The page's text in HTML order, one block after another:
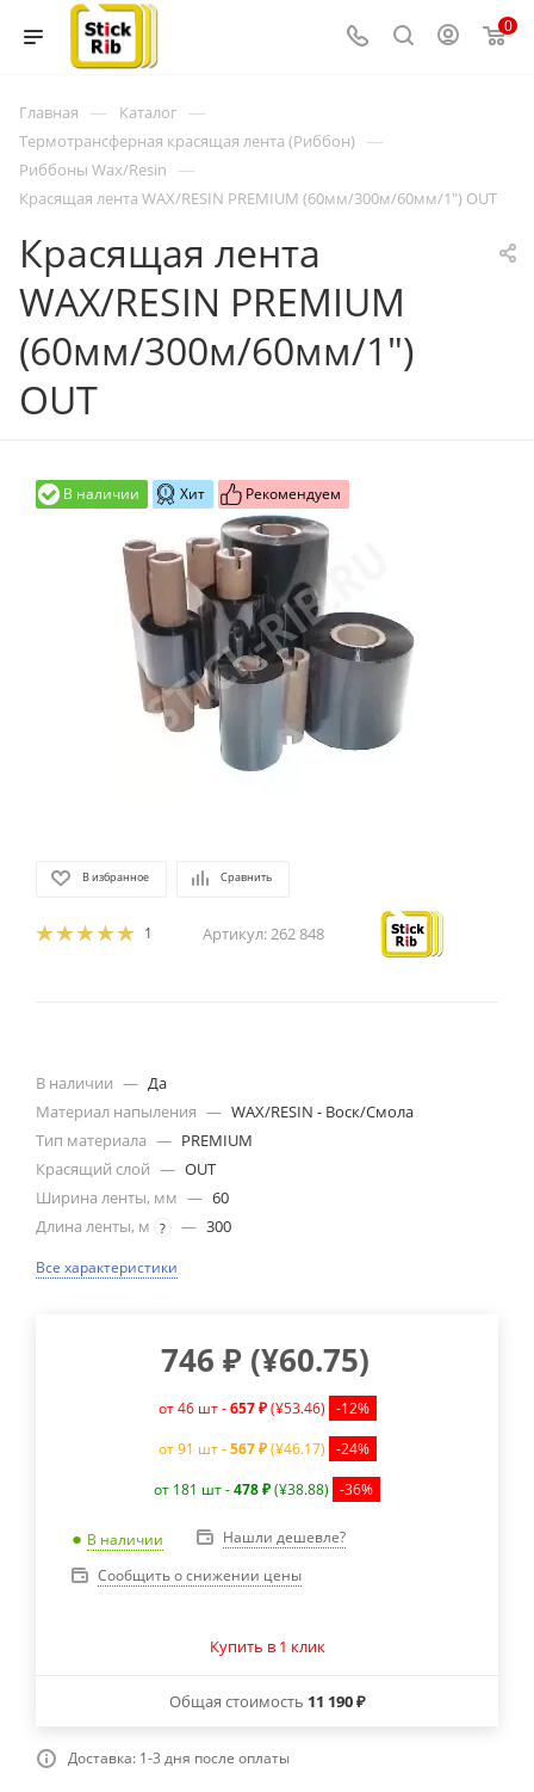
0
Главная — Каталог —
Термотрансферная красящая лента (Риббон) —
Риббоны Wax/Resin —
Красящая лента WAX/RESIN PREMIUM (60мм/300м/60мм/1") OUT
Красящая лента
WAX/RESIN PREMIUM
(60мм/300м/60мм/1")
OUT
В наличии Хит Рекомендуем
В избранное Сравнить
1 Артикул:262 848
В наличии — Да
Материал напыления — WAX/RESIN - Воск/Смола
Тип материала — PREMIUM
Красящий слой — OUT
Ширина ленты, мм — 60
Длина ленты, м ? — 300
Все характеристики
746 ₽ (¥60.75)
от 46 шт -657 ₽ (¥53.46) -12%
от 91 шт -567 ₽ (¥46.17) -24%
от 181 шт -478 ₽(¥38.88) -36%
В наличии
Нашли дешевле?
Сообщить о снижении цены
Купить в 1 клик
Общая стоимость 11 190 ₽
Доставка: 1-3 дня после оплаты